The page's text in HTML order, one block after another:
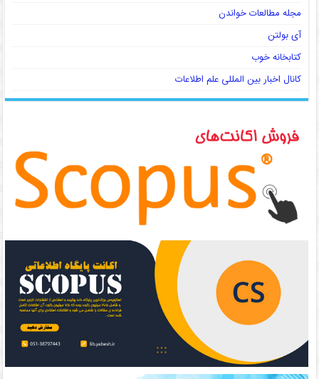
مجله مطالعات خواندن
آی بولتن
کتابخانه خوب
کانال اخبار بین المللی علم اطلاعات